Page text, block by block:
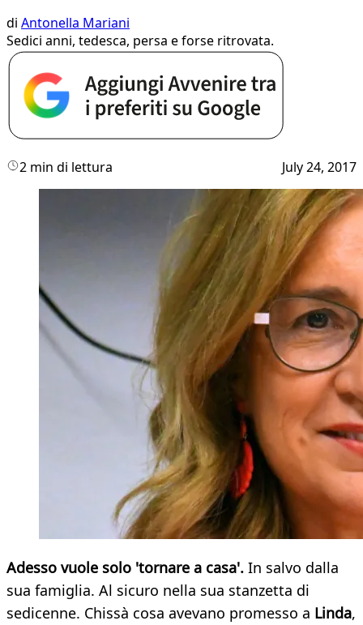
di Antonella Mariani
Sedici anni, tedesca, persa e forse ritrovata.
2 min di lettura July 24, 2017
Adesso vuole solo 'tornare a casa'. In salvo dalla
sua famiglia. Al sicuro nella sua stanzetta di
sedicenne. Chissà cosa avevano promesso a Linda,